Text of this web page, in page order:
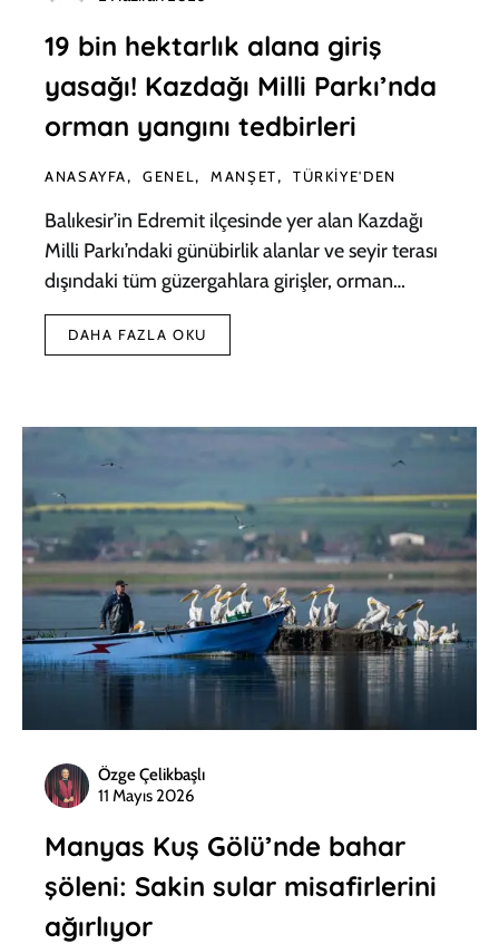
19 bin hektarlık alana giriş
yasağı! Kazdağı Milli Parkı’nda
orman yangını tedbirleri
ANASAYFA GENEL MANŞET TÜRKIYE'DEN
Balıkesir’in Edremit ilçesinde yer alan Kazdağı
Milli Parkı’ndaki günübirlik alanlar ve seyir terası
dışındaki tüm güzergahlara girişler, orman…
DAHA FAZLA OKU
Özge Çelikbaşlı
11 Mayıs 2026
Manyas Kuş Gölü’nde bahar
şöleni: Sakin sular misafirlerini
ağırlıyor